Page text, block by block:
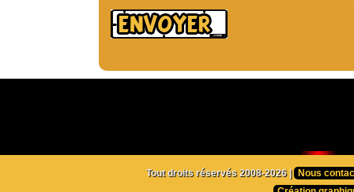
Tout droits réservés 2008-2026 |
Nous